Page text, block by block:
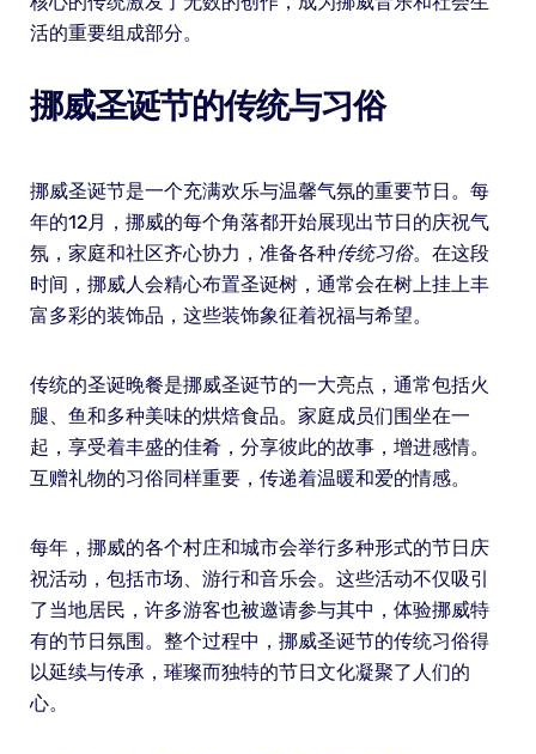
活的重要组成部分。
挪威圣诞节的传统与习俗
挪威圣诞节是一个充满欢乐与温馨气氛的重要节日。每
年的12月，挪威的每个角落都开始展现出节日的庆祝气
氛，家庭和社区齐心协力，准备各种传统习俗。在这段
时间，挪威人会精心布置圣诞树，通常会在树上挂上丰
富多彩的装饰品，这些装饰象征着祝福与希望。
传统的圣诞晚餐是挪威圣诞节的一大亮点，通常包括火
腿、鱼和多种美味的烘焙食品。家庭成员们围坐在一
起，享受着丰盛的佳肴，分享彼此的故事，增进感情。
互赠礼物的习俗同样重要，传递着温暖和爱的情感。
每年，挪威的各个村庄和城市会举行多种形式的节日庆
祝活动，包括市场、游行和音乐会。这些活动不仅吸引
了当地居民，许多游客也被邀请参与其中，体验挪威特
有的节日氛围。整个过程中，挪威圣诞节的传统习俗得
以延续与传承，璀璨而独特的节日文化凝聚了人们的
心。